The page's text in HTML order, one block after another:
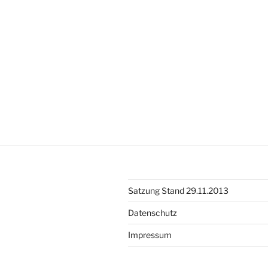
Satzung Stand 29.11.2013
Datenschutz
Impressum